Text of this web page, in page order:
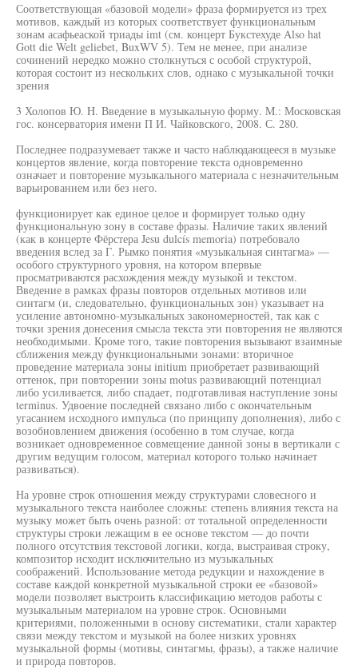
Соответствующая «базовой модели» фраза формируется из трех
мотивов, каждый из которых соответствует функциональным
зонам асафьеаской триады imt (см. концерт Букстехуде Also hat
Gott die Welt geliebet, BuxWV 5). Тем не менее, при анализе
сочинений нередко можно столкнуться с особой структурой,
которая состоит из нескольких слов, однако с музыкальной точки
зрения
3 Холопов Ю. H. Введение в музыкальную форму. M.: Московская
гос. консерватория имени П И. Чайковского, 2008. С. 280.
Последнее подразумевает также и часто наблюдающееся в музыке
концертов явление, когда повторение текста одновременно
означает и повторение музыкального материала с незначительным
варьированием или без него.
функционирует как единое целое и формирует только одну
функциональную зону в составе фразы. Наличие таких явлений
(как в концерте Фёрстера Jesu dulcís memoria) потребовало
введения вслед за Г. Рымко понятия «музыкальная синтагма» —
особого структурного уровня, на котором впервые
просматриваются расхождения между музыкой и текстом.
Введение в рамках фразы повторов отдельных мотивов или
синтагм (и, следовательно, функциональных зон) указывает на
усиление автономно-музыкальных закономерностей, так как с
точки зрения донесения смысла текста эти повторения не являются
необходимыми. Кроме того, такие повторения вызывают взаимные
сближения между функциональными зонами: вторичное
проведение материала зоны initium приобретает развивающий
оттенок, при повторении зоны motus развивающий потенциал
либо усиливается, либо спадает, подготавливая наступление зоны
terminus. Удвоение последней связано либо с окончательным
угасанием исходного импульса (по принципу дополнения), либо с
возобновлением движения (особенно в том случае, когда
возникает одновременное совмещение данной зоны в вертикали с
другим ведущим голосом, материал которого только начинает
развиваться).
На уровне строк отношения между структурами словесного и
музыкального текста наиболее сложны: степень влияния текста на
музыку может быть очень разной: от тотальной определенности
структуры строки лежащим в ее основе текстом — до почти
полного отсутствия текстовой логики, когда, выстраивая строку,
композитор исходит исключительно из музыкальных
соображений. Использование метода редукции и нахождение в
составе каждой конкретной музыкальной строки ее «базовой»
модели позволяет выстроить классификацию методов работы с
музыкальным материалом на уровне строк. Основными
критериями, положенными в основу систематики, стали характер
связи между текстом и музыкой на более низких уровнях
музыкальной формы (мотивы, синтагмы, фразы), а также наличие
и природа повторов.